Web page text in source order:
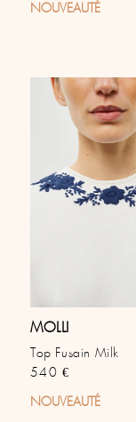
NOUVEAUTÉ
MOLLI
Top Fusain Milk
Prix habituel
540 €
NOUVEAUTÉ